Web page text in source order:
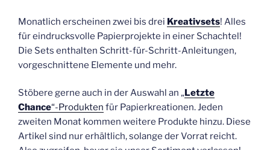
Monatlich erscheinen zwei bis drei Kreativsets! Alles
für eindrucksvolle Papierprojekte in einer Schachtel!
Die Sets enthalten Schritt-für-Schritt-Anleitungen,
vorgeschnittene Elemente und mehr.
Stöbere gerne auch in der Auswahl an „ Letzte
Chance“-Produkten für Papierkreationen. Jeden
zweiten Monat kommen weitere Produkte hinzu. Diese
Artikel sind nur erhältlich, solange der Vorrat reicht.